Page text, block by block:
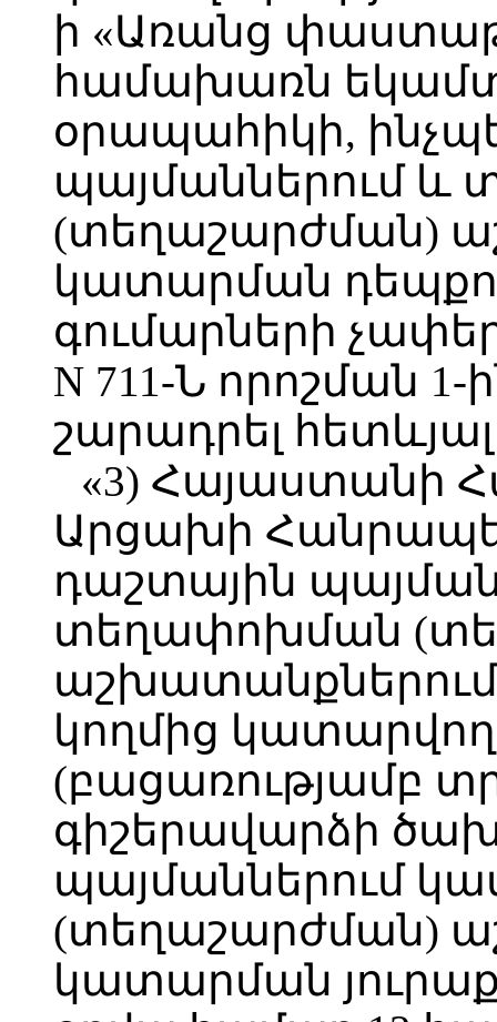
ի «Առանց
համախառն
օրապահիկի,
պայմաններում
(տեղաշարժման)
կատարման
գումարների
N 711-Ն որոշման
շարադրել
«3) Հայաստանի
Արցախի
դաշտային
տեղափոխման
կողմից
(բացառությամբ
գիշերավարձի
պայմաններում
(տեղաշարժման)
կատարման